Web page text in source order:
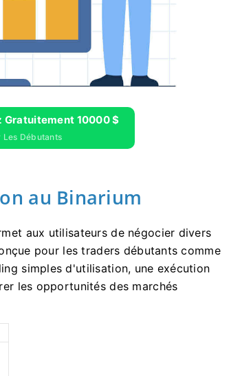
Gratuitement 10000 $
Débutants
au Binarium
aux utilisateurs de négocier divers
pour les traders débutants comme
simples d'utilisation, une exécution
les opportunités des marchés